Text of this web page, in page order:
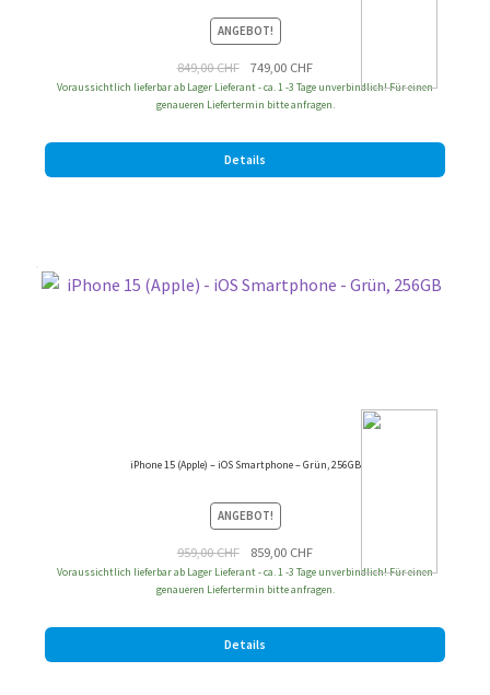
ANGEBOT!
849,00CHF
Ursprünglicher
Preis
war:
749,00 CHFAktueller
Preis
ist:
Voraussichtlich lieferbar ab Lager Lieferant - ca. 1 -3 Tage unverbindlich! Für einen
genaueren Liefertermin bitte anfragen.
Details
iPhone 15 (Apple) – iOS Smartphone – Grün, 256GB
ANGEBOT!
959,00CHF
Ursprünglicher
Preis
war:
859,00 CHFAktueller
Preis
ist:
Voraussichtlich lieferbar ab Lager Lieferant - ca. 1 -3 Tage unverbindlich! Für einen
genaueren Liefertermin bitte anfragen.
Details